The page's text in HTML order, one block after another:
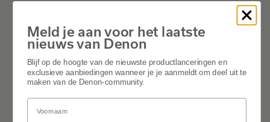
Algemeen
Alles uitklappen
Meld je aan voor het laatste
nieuws van Denon
Blijf op de hoogte van de nieuwste productlanceringen en
exclusieve aanbiedingen wanneer je je aanmeldt om deel uit te
maken van de Denon-community.